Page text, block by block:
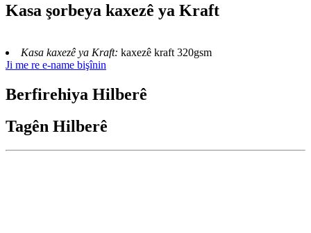
Kasa şorbeya kaxezê ya Kraft
Kasa kaxezê ya Kraft: kaxezê kraft 320gsm
Ji me re e-name bişînin
Berfirehiya Hilberê
Tagên Hilberê